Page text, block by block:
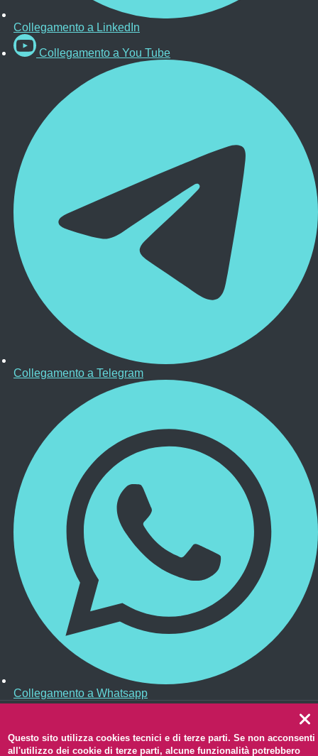
Collegamento a LinkedIn
Collegamento a You Tube
Collegamento a Telegram
Collegamento a Whatsapp
Redazione web
Questo sito utilizza cookies tecnici e di terze parti. Se non acconsenti
all'utilizzo dei cookie di terze parti, alcune funzionalità potrebbero